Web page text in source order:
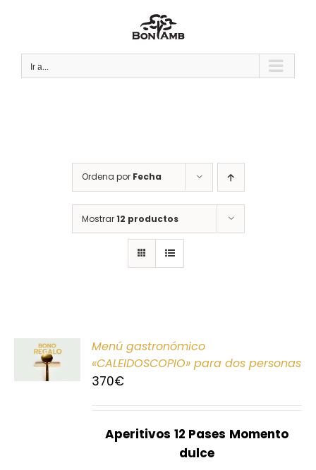
Ir a...
Ordena por Fecha
Mostrar12 productos
Menú gastronómico
«CALEIDOSCOPIO» para dos personas
370€
Aperitivos 12 Pases Momento
dulce